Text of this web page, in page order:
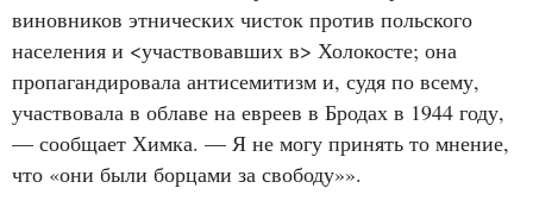
виновников этнических чисток против польского
населения и <участвовавших в> Холокосте; она
пропагандировала антисемитизм и, судя по всему,
участвовала в облаве на евреев в Бродах в 1944 году,
— сообщает Химка. — Я не могу принять то мнение,
что «они были борцами за свободу»».